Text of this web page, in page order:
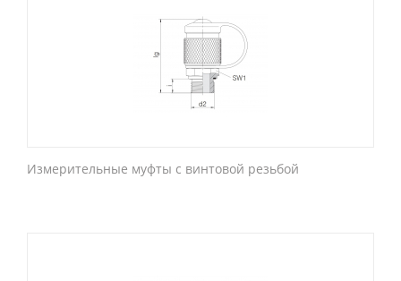
Измерительные муфты с винтовой резьбой